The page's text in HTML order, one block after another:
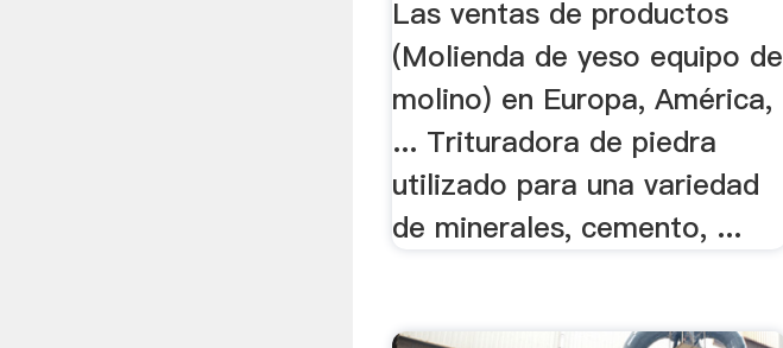
Las ventas de productos
(Molienda de yeso equipo de
molino) en Europa, América,
... Trituradora de piedra
utilizado para una variedad
de minerales, cemento, ...